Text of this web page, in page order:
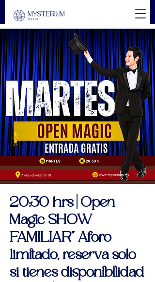
20:30 hrs | Open
Magic SHOW
FAMILIAR" Aforo
limitado, reserva solo
si tienes disponibilidad